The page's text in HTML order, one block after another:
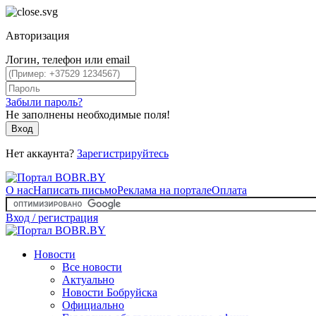
Авторизация
Логин, телефон или email
Забыли пароль?
Не заполнены необходимые поля!
Вход
Нет аккаунта? Зарегистрируйтесь
О насНаписать письмоРеклама на порталеОплата
Вход / регистрация
Новости
Все новости
Актуально
Новости Бобруйска
Официально